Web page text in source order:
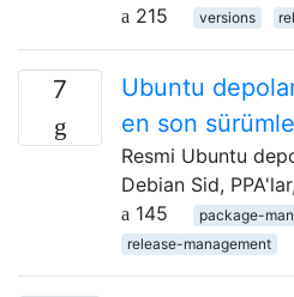
215
versions
7
Ubuntu
en son
Resmi Ubuntu
Debian Sid,
145
package-
release-management